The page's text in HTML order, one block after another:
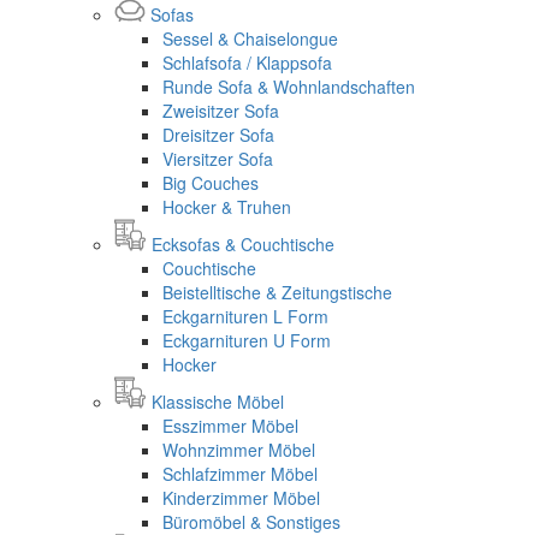
Sofas
Sessel & Chaiselongue
Schlafsofa / Klappsofa
Runde Sofa & Wohnlandschaften
Zweisitzer Sofa
Dreisitzer Sofa
Viersitzer Sofa
Big Couches
Hocker & Truhen
Ecksofas & Couchtische
Couchtische
Beistelltische & Zeitungstische
Eckgarnituren L Form
Eckgarnituren U Form
Hocker
Klassische Möbel
Esszimmer Möbel
Wohnzimmer Möbel
Schlafzimmer Möbel
Kinderzimmer Möbel
Büromöbel & Sonstiges